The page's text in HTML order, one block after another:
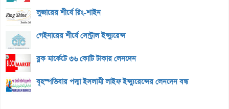
লুজারের শীর্ষে রিং-শাইন
গেইনারের শীর্ষে সেন্ট্রাল ইন্স্যুরেন্স
ব্লক মার্কেটে ৩৬ কোটি টাকার লেনদেন
বৃহস্পতিবার পদ্মা ইসলামী লাইফ ইন্স্যুরেন্সের লেনদেন বন্ধ